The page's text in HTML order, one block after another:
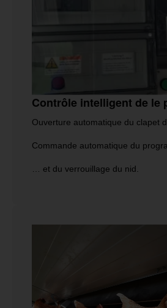
Contrôle intelligent de le
Ouverture automatique du clapet
Commande automatique du
… et du verrouillage du nid.